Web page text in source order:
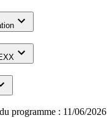
programme : 11/06/2026